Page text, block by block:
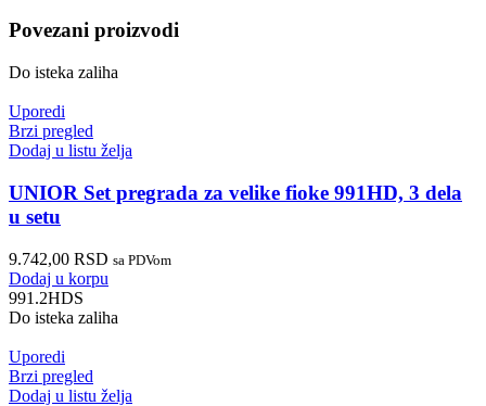
Povezani proizvodi
Do isteka zaliha
Uporedi
Brzi pregled
Dodaj u listu želja
UNIOR Set pregrada za velike fioke 991HD, 3 dela
u setu
9.742,00 RSD sa PDVom
Dodaj u korpu
991.2HDS
Do isteka zaliha
Uporedi
Brzi pregled
Dodaj u listu želja